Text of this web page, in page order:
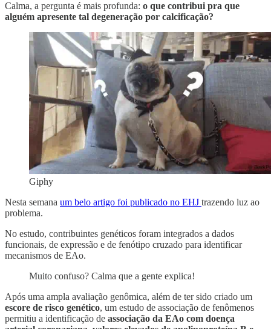
Calma, a pergunta é mais profunda: o que contribui pra que
alguém apresente tal degeneração por calcificação?
Giphy
Nesta semana um belo artigo foi publicado no EHJ trazendo luz ao
problema.
No estudo, contribuintes genéticos foram integrados a dados
funcionais, de expressão e de fenótipo cruzado para identificar
mecanismos de EAo.
Muito confuso? Calma que a gente explica!
Após uma ampla avaliação genômica, além de ter sido criado um
escore de risco genético, um estudo de associação de fenômenos
permitiu a identificação de associação da EAo com doença